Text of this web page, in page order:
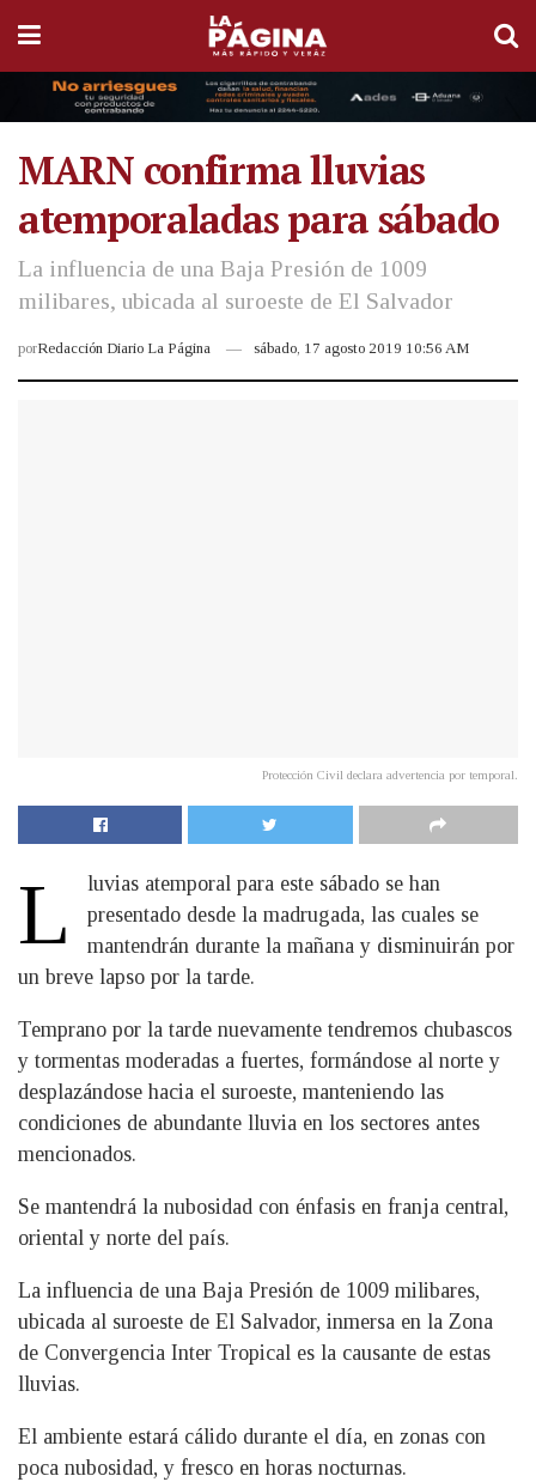
MARN confirma lluvias
atemporaladas para sábado
La influencia de una Baja Presión de 1009
milibares, ubicada al suroeste de El Salvador
porRedacción Diario La Página sábado, 17 agosto 2019 10:56 AM
Protección Civil declara advertencia por temporal.
L
luvias atemporal para este sábado se han
presentado desde la madrugada, las cuales se
mantendrán durante la mañana y disminuirán por
un breve lapso por la tarde.
Temprano por la tarde nuevamente tendremos chubascos
y tormentas moderadas a fuertes, formándose al norte y
desplazándose hacia el suroeste, manteniendo las
condiciones de abundante lluvia en los sectores antes
mencionados.
Se mantendrá la nubosidad con énfasis en franja central,
oriental y norte del país.
La influencia de una Baja Presión de 1009 milibares,
ubicada al suroeste de El Salvador, inmersa en la Zona
de Convergencia Inter Tropical es la causante de estas
lluvias.
El ambiente estará cálido durante el día, en zonas con
poca nubosidad, y fresco en horas nocturnas.